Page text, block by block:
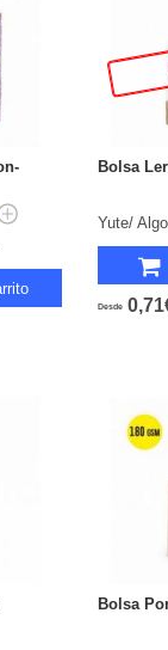
Bolsa
Yute/
Desde
Bolsa